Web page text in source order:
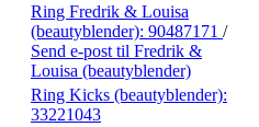
Ring Fredrik & Louisa
(beautyblender): 90487171 /
Send e-post til Fredrik &
Louisa (beautyblender)
Ring Kicks (beautyblender):
33221043